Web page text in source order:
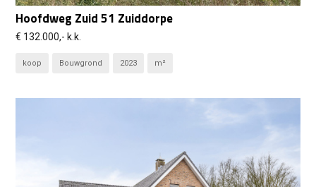
Hoofdweg Zuid 51 Zuiddorpe
€ 132.000,- k.k.
koop Bouwgrond 2023 m²